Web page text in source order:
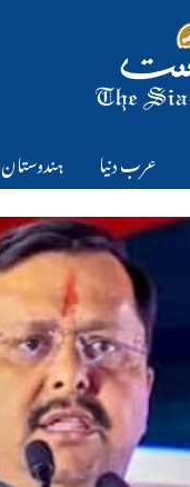
عرب دنیا ہندوستان